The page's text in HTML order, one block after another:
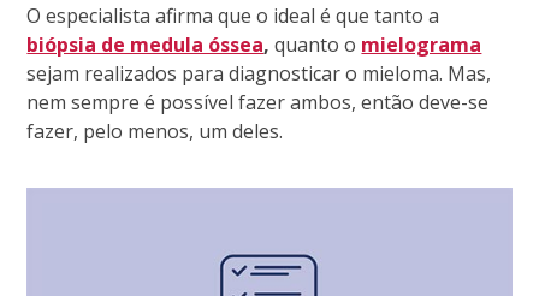
O especialista afirma que o ideal é que tanto a
biópsia de medula óssea,quanto o mielograma
sejam realizados para diagnosticar o mieloma. Mas,
nem sempre é possível fazer ambos, então deve-se
fazer, pelo menos, um deles.